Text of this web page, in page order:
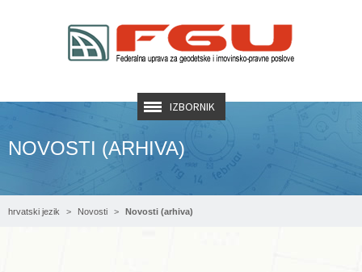
IZBORNIK
NOVOSTI (ARHIVA)
hrvatski jezik Novosti Novosti (arhiva)